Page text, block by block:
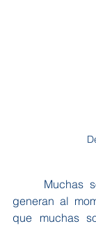
generan al
que muchas